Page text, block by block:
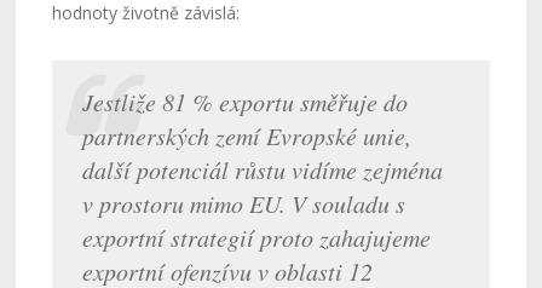
hodnoty životně závislá:
Jestliže 81 % exportu směřuje do
partnerských zemí Evropské unie,
další potenciál růstu vidíme zejména
v prostoru mimo EU. V souladu s
exportní strategií proto zahajujeme
exportní ofenzívu v oblasti 12